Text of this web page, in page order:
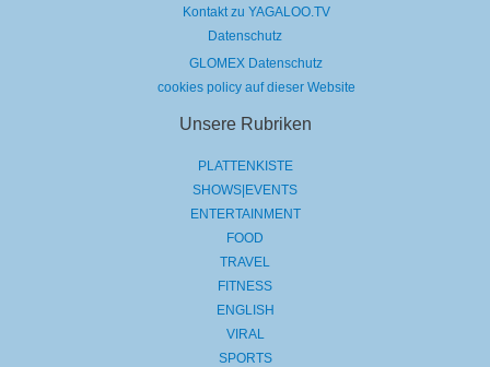
Kontakt zu YAGALOO.TV
Datenschutz
GLOMEX Datenschutz
cookies policy auf dieser Website
Unsere Rubriken
PLATTENKISTE
SHOWS|EVENTS
ENTERTAINMENT
FOOD
TRAVEL
FITNESS
ENGLISH
VIRAL
SPORTS